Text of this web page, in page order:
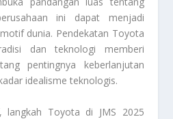
ini dapat menjadi
dunia. Pendekatan Toyota
dan teknologi memberi
pentingnya keberlanjutan
idealisme teknologis.
langkah Toyota di JMS 2025